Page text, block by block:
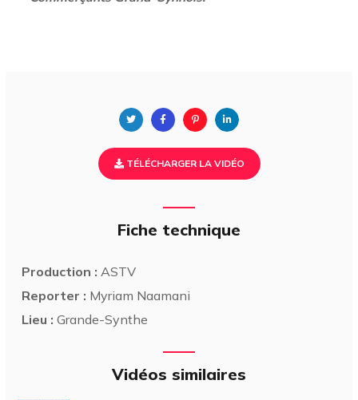
TÉLÉCHARGER LA VIDÉO
Fiche technique
Production : ASTV
Reporter : Myriam Naamani
Lieu : Grande-Synthe
Vidéos similaires